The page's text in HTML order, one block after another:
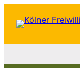
Inhalt